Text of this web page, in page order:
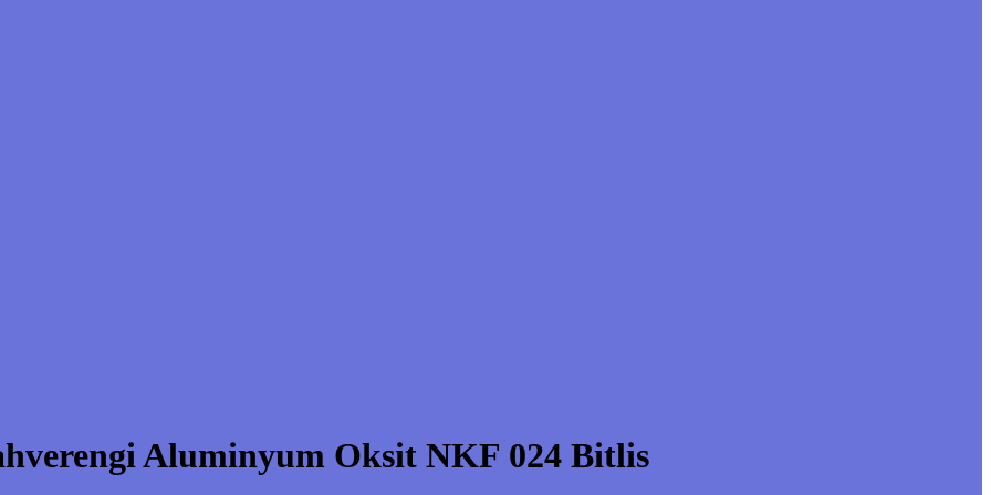
Aluminyum Oksit NKF 024 Bitlis